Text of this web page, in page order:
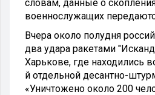
словам, данные о
военнослужащих
Вчера около полудня
два удара ракетами
Харькове, где находились
й отдельной десантно-
«Уничтожено около 200